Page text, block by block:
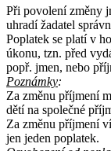
Při povolení změny
uhradí žadatel
Poplatek se platí v
úkonu, tzn. před
popř. jmen, nebo
Poznámky:
Za změnu příjmení
dětí na společné
Za změnu příjmení
jen jeden poplatek.